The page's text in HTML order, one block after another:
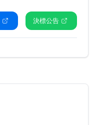
決標公告